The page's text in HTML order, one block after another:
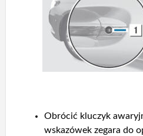
Obrócić kluczyk
wskazówek zegara do